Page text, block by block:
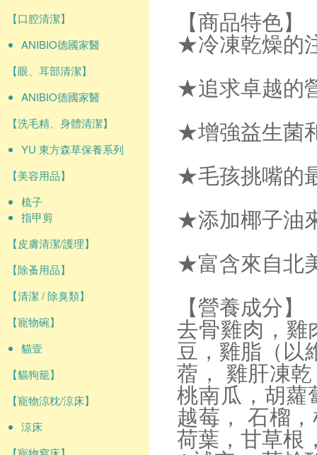
【口腔清潔】
ANIBIO德國家醫
【眼、耳部清潔】
ANIBIO德國家醫
【洗毛精、身體清潔】
YU 東方森草保養系列
【美容用品】
梳子
指甲剪
【皮膚清潔/護理】
【除蚤用品】
【清潔 / 除臭類】
【寵物碗】
貓壹
【貓狗籠】
【寵物涼枕/涼床】
涼床
【商品特色】
★冷凍乾燥的
★追求卓越的
★增強益生菌
★毛孩挑嘴的
★添加椰子油
★富含來自北
【營養成分】
去骨雞肉，雞
豆，雞脂（以
蓿， 雞肝凍
桃南瓜，胡蘿
越莓， 石榴
荷葉，甘草根